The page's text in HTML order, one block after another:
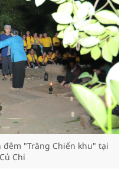
"Trăng Chiến khu" tại
Chi